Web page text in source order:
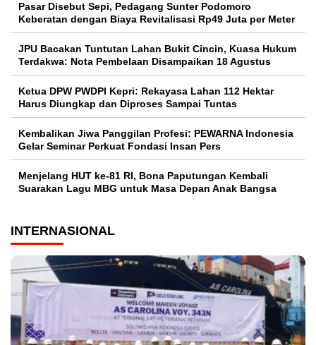
Pasar Disebut Sepi, Pedagang Sunter Podomoro
Keberatan dengan Biaya Revitalisasi Rp49 Juta per Meter
JPU Bacakan Tuntutan Lahan Bukit Cincin, Kuasa Hukum
Terdakwa: Nota Pembelaan Disampaikan 18 Agustus
Ketua DPW PWDPI Kepri: Rekayasa Lahan 112 Hektar
Harus Diungkap dan Diproses Sampai Tuntas
Kembalikan Jiwa Panggilan Profesi: PEWARNA Indonesia
Gelar Seminar Perkuat Fondasi Insan Pers
Menjelang HUT ke-81 RI, Bona Paputungan Kembali
Suarakan Lagu MBG untuk Masa Depan Anak Bangsa
INTERNASIONAL